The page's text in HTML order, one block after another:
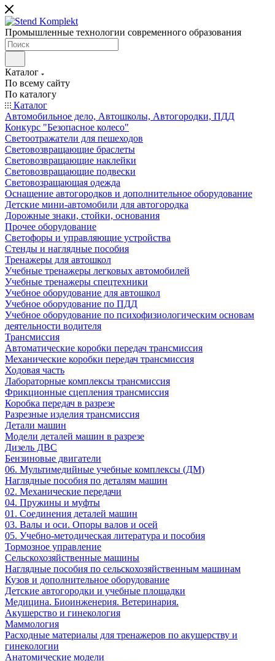
Промышленные технологии современного образования
Каталог
По всему сайту
По каталогу
Каталог
Автомобильное дело, Автошколы, Автогородки, ПДД
Конкурс "Безопасное колесо"
Светоотражатели для пешеходов
Световозвращающие браслеты
Световозвращающие наклейки
Световозвращающие подвески
Световозращающая одежда
Оснащение автогородков и дополнительное оборудование
Детские мини-автомобили для автогородка
Дорожные знаки, стойки, основания
Прочее оборудование
Светофоры и управляющие устройства
Стенды и наглядные пособия
Тренажеры для автошкол
Учебные тренажеры легковых автомобилей
Учебные тренажеры спецтехники
Учебное оборудование для автошкол
Учебное оборудование по ПДД
Учебное оборудование по психофизиологическим основам
деятельности водителя
Трансмиссия
Автоматические коробки передач трансмиссия
Механические коробки передач трансмиссия
Ходовая часть
Лабораторные комплексы трансмиссия
Фрикционные сцепления трансмиссия
Коробка передач в разрезе
Разрезные изделия трансмиссия
Детали машин
Модели деталей машин в разрезе
Дизель ДВС
Бензиновые двигатели
06. Мультимедийные учебные комплексы (ДМ)
Наглядные пособия по деталям машин
02. Механические передачи
04. Пружины и муфты
01. Соединения деталей машин
03. Валы и оси. Опоры валов и осей
05. Учебно-методическая литература и пособия
Тормозное управление
Сельскохозяйственные машины
Наглядные пособия по сельскохозяйственным машинам
Кузов и дополнительное оборудование
Детские автогородки и учебные площадки
Медицина. Биоинженерия. Ветеринария.
Акушерство и гинекология
Маммология
Расходные материалы для тренажеров по акушерству и
гинекологии
Анатомические модели